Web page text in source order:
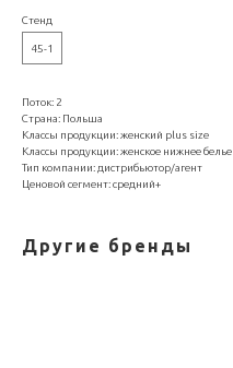
Стенд
45-1
Поток: 2
Страна: Польша
Классы продукции: женский plus size
Классы продукции: женское нижнее белье
Тип компании: дистрибьютор/агент
Ценовой сегмент: средний+
Другие бренды